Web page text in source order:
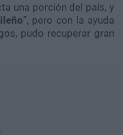
una porción del país, y
”, pero con la ayuda
pudo recuperar gran